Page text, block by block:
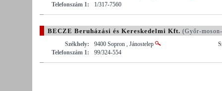
Telefonszám 1:
1/317-7560
BECZE Beruházási és Kereskedelmi Kft. (Győr-
Székhely:
9400 Sopron , Jánostelep
Telefonszám 1:
99/324-554